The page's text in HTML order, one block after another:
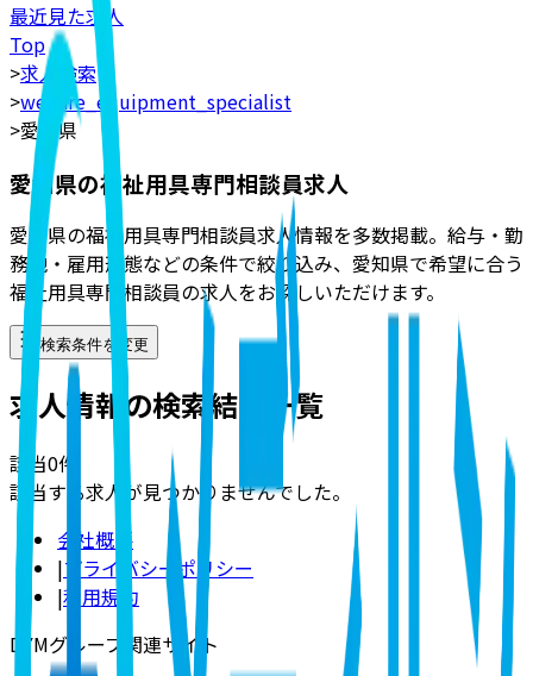
最近見た求人
Top
>求人検索
>welfare_equipment_specialist
>愛知県
愛知県の福祉用具専門相談員求人
愛知県の福祉用具専門相談員求人情報を多数掲載。給与・勤
務地・雇用形態などの条件で絞り込み、愛知県で希望に合う
福祉用具専門相談員の求人をお探しいただけます。
検索条件を変更
求人情報の検索結果一覧
該当0件
該当する求人が見つかりませんでした。
会社概要
|プライバシーポリシー
|利用規約
DYMグループ関連サイト